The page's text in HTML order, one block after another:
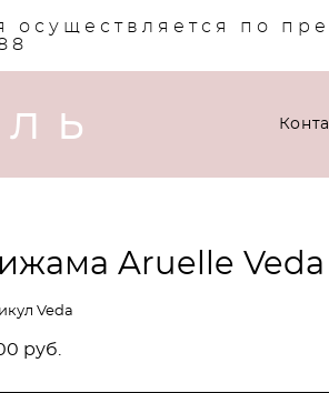
по
Aruelle Veda
Veda
pуб.